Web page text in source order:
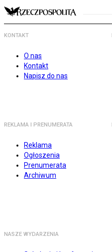
KONTAKT
O nas
Kontakt
Napisz do nas
REKLAMA I PRENUMERATA
Reklama
Ogłoszenia
Prenumerata
Archiwum
NASZE WYDARZENIA